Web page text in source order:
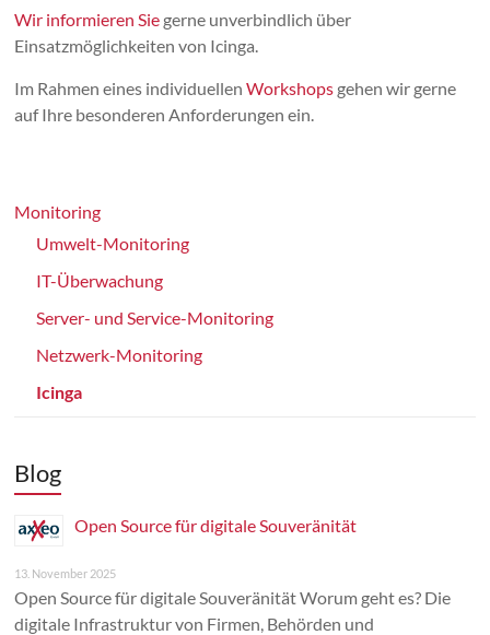
Wir informieren Sie gerne unverbindlich über
Einsatzmöglichkeiten von Icinga.
Im Rahmen eines individuellenWorkshops gehen wir gerne
auf Ihre besonderen Anforderungen ein.
Monitoring
Umwelt-Monitoring
IT-Überwachung
Server- und Service-Monitoring
Netzwerk-Monitoring
Icinga
Blog
Open Source für digitale Souveränität
13. November 2025
Open Source für digitale Souveränität Worum geht es? Die
digitale Infrastruktur von Firmen, Behörden und